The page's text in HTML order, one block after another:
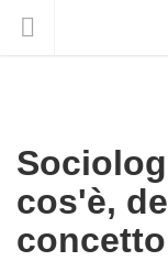
cos'è,
concetto